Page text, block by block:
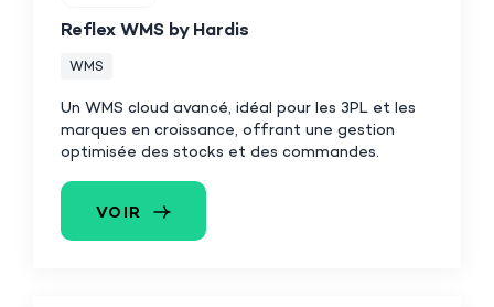
Reflex WMS by Hardis
WMS
Un WMS cloud avancé, idéal pour les 3PL et les
marques en croissance, offrant une gestion
optimisée des stocks et des commandes.
VOIR